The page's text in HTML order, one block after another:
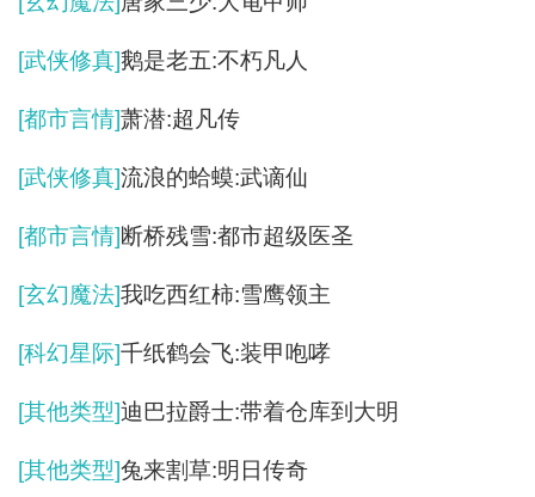
[武侠修真]鹅是老五:不朽凡人
[都市言情]萧潜:超凡传
[武侠修真]流浪的蛤蟆:武谪仙
[都市言情]断桥残雪:都市超级医圣
[玄幻魔法]我吃西红柿:雪鹰领主
[科幻星际]千纸鹤会飞:装甲咆哮
[其他类型]迪巴拉爵士:带着仓库到大明
[其他类型]兔来割草:明日传奇